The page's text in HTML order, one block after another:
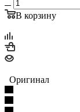
В корзину
Оригинал